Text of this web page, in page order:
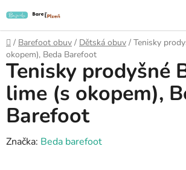
na
obsah
Domů
/ Barefoot obuv / Dětská obuv / Tenisky
okopem), Beda Barefoot
Tenisky prodyšné
lime (s okopem),
Barefoot
Značka: Beda barefoot